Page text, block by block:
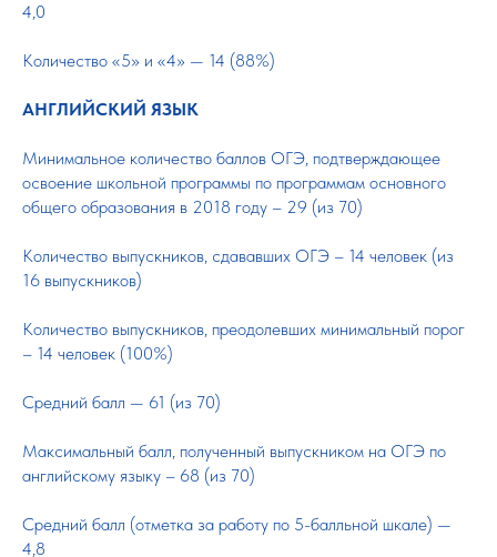
4,0
Количество «5» и «4» — 14 (88%)
АНГЛИЙСКИЙ ЯЗЫК
Минимальное количество баллов ОГЭ, подтверждающее
освоение школьной программы по программам основного
общего образования в 2018 году – 29 (из 70)
Количество выпускников, сдававших ОГЭ – 14 человек (из
16 выпускников)
Количество выпускников, преодолевших минимальный порог
– 14 человек (100%)
Средний балл — 61 (из 70)
Максимальный балл, полученный выпускником на ОГЭ по
английскому языку – 68 (из 70)
Средний балл (отметка за работу по 5-балльной шкале) —
4,8